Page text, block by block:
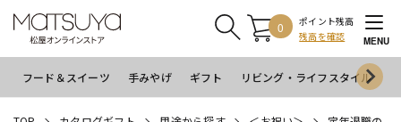
0
ポイント残高
残高を確認
MENU
フード＆スイーツ 手みやげ ギフト リビング・ライフスタイル